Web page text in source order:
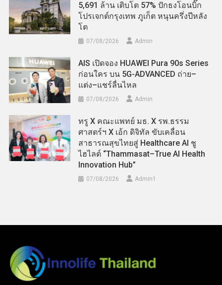
5,691 ล้าน เติบโต 57% ปักธงโอนบิ๊ก
โปรเจกต์กรุงเทพ ภูเก็ต หนุนครึ่งปีหลัง
โต
07/08/2026 Admin
AIS เปิดจอง HUAWEI Pura 90s Series
ก่อนใคร บน 5G-ADVANCED ถ่าย–
แต่ง–แชร์ลื่นไหล
07/08/2026 Admin
ทรู X คณะแพทย์ มธ. X รพ.ธรรม
ศาสตร์ฯ X เอ้ก ดิจิทัล ขับเคลื่อน
สาธารณสุขไทยสู่ Healthcare AI ชู
ไฮไลต์ “Thammasat–True AI Health
Innovation Hub”
07/08/2026 Admin​1